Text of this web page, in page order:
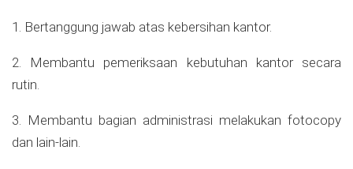
1. Bertanggung jawab atas kebersihan kantor.
2. Membantu pemeriksaan kebutuhan kantor secara
rutin.
3. Membantu bagian administrasi melakukan fotocopy
dan lain-lain.